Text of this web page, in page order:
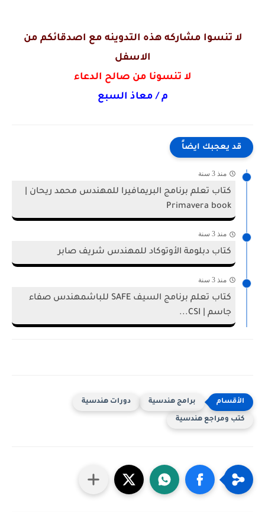
لا تنسوا مشاركه هذه التدوينه مع اصدقائكم من
الاسفل
لا تنسونا من صالح الدعاء
م / معاذ السبع
قد يعجبك ايضاً
منذ 3 سنة
كتاب تعلم برنامج البريمافيرا للمهندس محمد ريحان |
Primavera book
منذ 3 سنة
كتاب دبلومة الأوتوكاد للمهندس شريف صابر
منذ 3 سنة
كتاب تعلم برنامج السيف SAFE للباشمهندس صفاء
جاسم | CSI...
برامج هندسية دورات هندسية
كتب ومراجع هندسية